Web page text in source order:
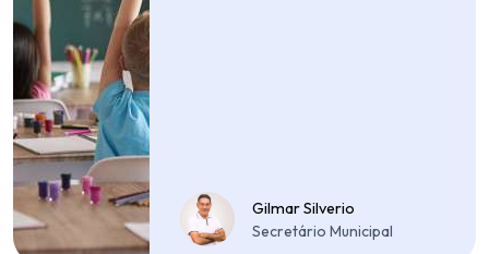
Gilmar Silverio
Secretário Municipal